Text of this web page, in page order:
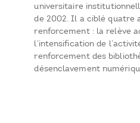
universitaire
de 2002. Il a ciblé quatre
renforcement : la relève
l’intensification de
renforcement des
désenclavement